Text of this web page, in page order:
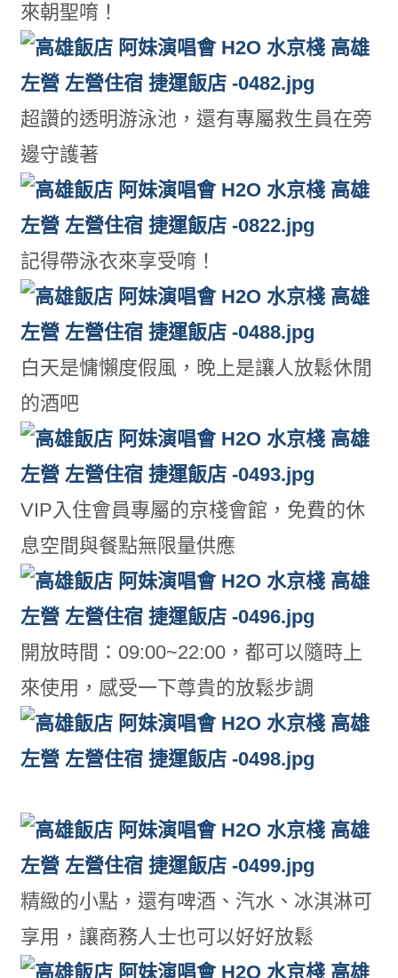
來朝聖唷！
超讚的透明游泳池，還有專屬救生員在旁
邊守護著
記得帶泳衣來享受唷！
白天是慵懶度假風，晚上是讓人放鬆休閒
的酒吧
VIP入住會員專屬的京棧會館，免費的休
息空間與餐點無限量供應
開放時間：09:00~22:00，都可以隨時上
來使用，感受一下尊貴的放鬆步調
精緻的小點，還有啤酒、汽水、冰淇淋可
享用，讓商務人士也可以好好放鬆